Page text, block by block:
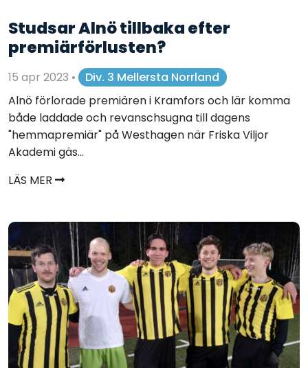
Studsar Alnö tillbaka efter
premiärförlusten?
15 apr 2023 •
Div. 3 Mellersta Norrland
Alnö förlorade premiären i Kramfors och lär komma
både laddade och revanschsugna till dagens
"hemmapremiär" på Westhagen när Friska Viljor
Akademi gäs...
LÄS MER